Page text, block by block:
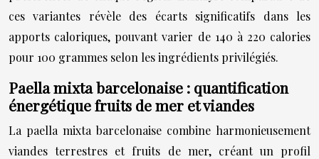
ces variantes révèle des écarts significatifs dans les
apports caloriques, pouvant varier de 140 à 220 calories
pour 100 grammes selon les ingrédients privilégiés.
Paella mixta barcelonaise : quantification
énergétique fruits de mer et viandes
La paella mixta barcelonaise combine harmonieusement
viandes terrestres et fruits de mer, créant un profil